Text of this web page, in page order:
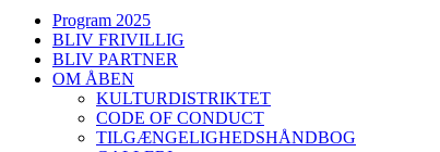
Program 2025
BLIV FRIVILLIG
BLIV PARTNER
OM ÅBEN
KULTURDISTRIKTET
CODE OF CONDUCT
TILGÆNGELIGHEDSHÅNDBOG